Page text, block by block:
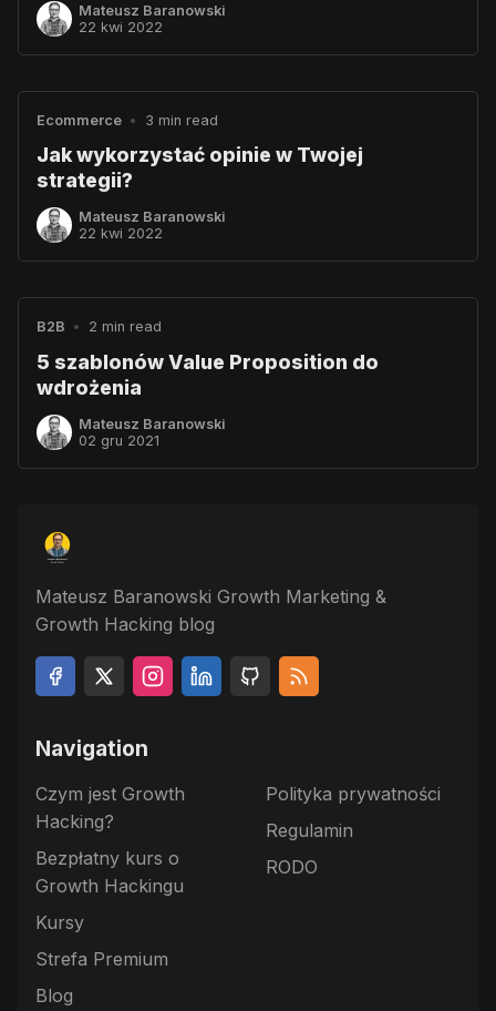
Mateusz Baranowski
22 kwi 2022
Ecommerce • 3 min read
Jak wykorzystać opinie w Twojej
strategii?
Mateusz Baranowski
22 kwi 2022
B2B • 2 min read
5 szablonów Value Proposition do
wdrożenia
Mateusz Baranowski
02 gru 2021
Mateusz Baranowski Growth Marketing &
Growth Hacking blog
Navigation
Czym jest Growth
Hacking?
Bezpłatny kurs o
Growth Hackingu
Kursy
Strefa Premium
Blog
Polityka prywatności
Regulamin
RODO